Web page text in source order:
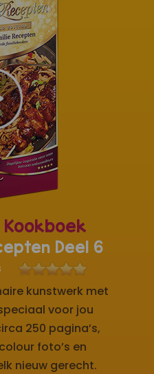
Deel 6
kunstwerk met
voor jou
250 pagina’s,
foto’s en
nieuw gerecht.